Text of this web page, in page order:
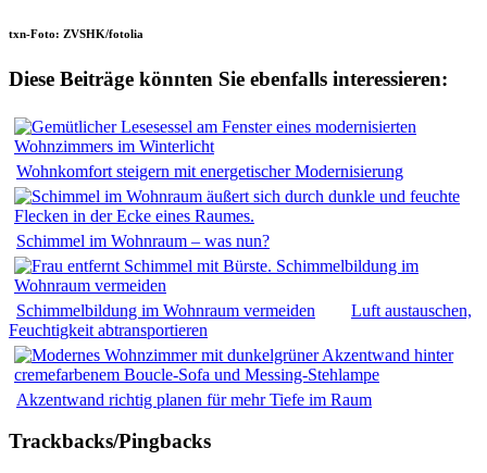
txn-Foto: ZVSHK/fotolia
Diese Beiträge könnten Sie ebenfalls interessieren:
Wohnkomfort steigern mit energetischer Modernisierung
Schimmel im Wohnraum – was nun?
Schimmelbildung im Wohnraum vermeiden
Luft austauschen,
Feuchtigkeit abtransportieren
Akzentwand richtig planen für mehr Tiefe im Raum
Trackbacks/Pingbacks